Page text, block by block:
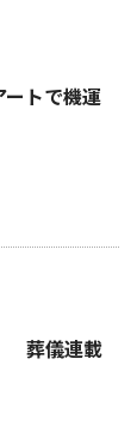
トで機運
葬儀連載